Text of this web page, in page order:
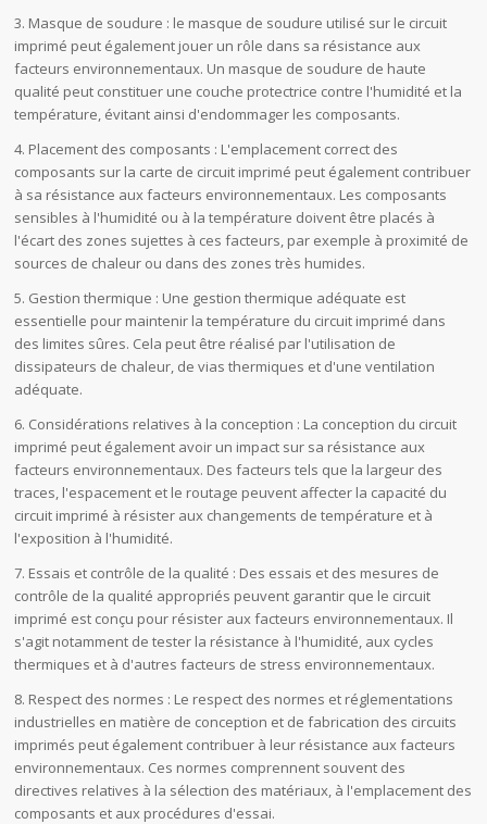
3. Masque de soudure : le masque de soudure utilisé sur le circuit
imprimé peut également jouer un rôle dans sa résistance aux
facteurs environnementaux. Un masque de soudure de haute
qualité peut constituer une couche protectrice contre l'humidité et la
température, évitant ainsi d'endommager les composants.
4. Placement des composants : L'emplacement correct des
composants sur la carte de circuit imprimé peut également contribuer
à sa résistance aux facteurs environnementaux. Les composants
sensibles à l'humidité ou à la température doivent être placés à
l'écart des zones sujettes à ces facteurs, par exemple à proximité de
sources de chaleur ou dans des zones très humides.
5. Gestion thermique : Une gestion thermique adéquate est
essentielle pour maintenir la température du circuit imprimé dans
des limites sûres. Cela peut être réalisé par l'utilisation de
dissipateurs de chaleur, de vias thermiques et d'une ventilation
adéquate.
6. Considérations relatives à la conception : La conception du circuit
imprimé peut également avoir un impact sur sa résistance aux
facteurs environnementaux. Des facteurs tels que la largeur des
traces, l'espacement et le routage peuvent affecter la capacité du
circuit imprimé à résister aux changements de température et à
l'exposition à l'humidité.
7. Essais et contrôle de la qualité : Des essais et des mesures de
contrôle de la qualité appropriés peuvent garantir que le circuit
imprimé est conçu pour résister aux facteurs environnementaux. Il
s'agit notamment de tester la résistance à l'humidité, aux cycles
thermiques et à d'autres facteurs de stress environnementaux.
8. Respect des normes : Le respect des normes et réglementations
industrielles en matière de conception et de fabrication des circuits
imprimés peut également contribuer à leur résistance aux facteurs
environnementaux. Ces normes comprennent souvent des
directives relatives à la sélection des matériaux, à l'emplacement des
composants et aux procédures d'essai.